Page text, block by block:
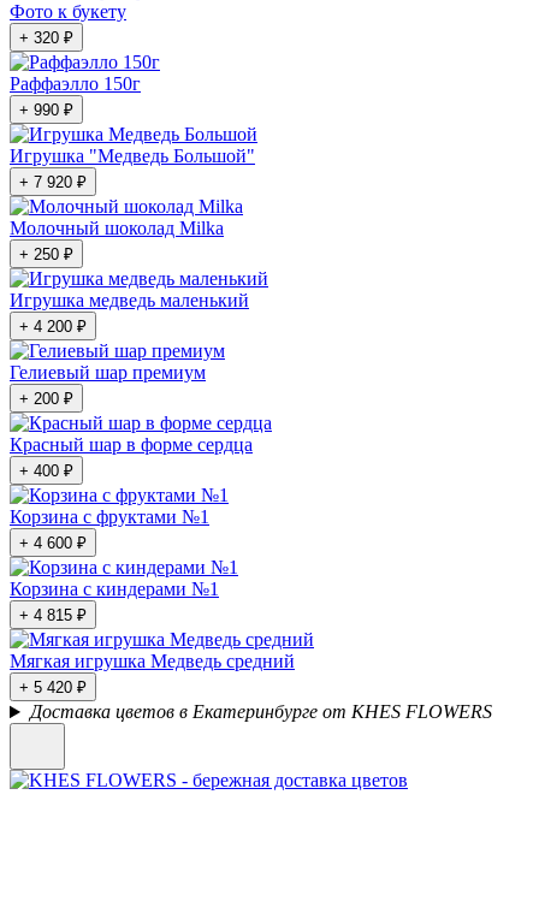
Фото к букету
+ 320 ₽
Раффаэлло 150г
+ 990 ₽
Игрушка "Медведь Большой"
+ 7 920 ₽
Молочный шоколад Milka
+ 250 ₽
Игрушка медведь маленький
+ 4 200 ₽
Гелиевый шар премиум
+ 200 ₽
Красный шар в форме сердца
+ 400 ₽
Корзина с фруктами №1
+ 4 600 ₽
Корзина с киндерами №1
+ 4 815 ₽
Мягкая игрушка Медведь средний
+ 5 420 ₽
Доставка цветов в Екатеринбурге от KHES FLOWERS